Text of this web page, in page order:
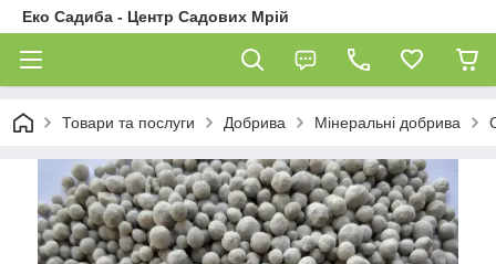
Еко Садиба - Центр Садових Мрій
Товари та послуги Добрива Мінеральні добрива